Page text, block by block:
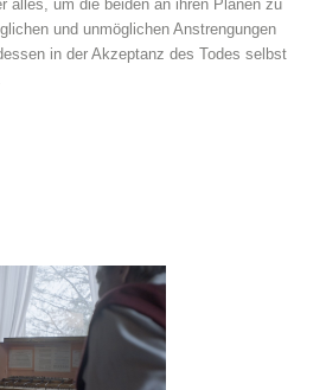
alles, um die beiden an ihren Plänen zu
und unmöglichen Anstrengungen
in der Akzeptanz des Todes selbst